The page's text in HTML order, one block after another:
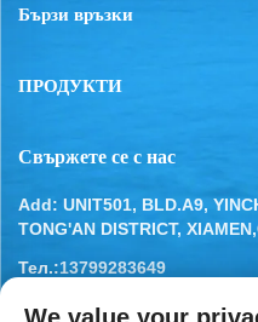
Бързи връзки
ПРОДУКТИ
Свържете се с нас
Add: UNIT501, BLD.A9,
TONG'AN DISTRICT,
Тел.:13799283649
Имейл:
[email protected]